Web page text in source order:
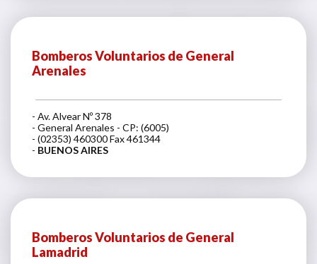
Bomberos Voluntarios de General
Arenales
- Av. Alvear Nº 378
- General Arenales - CP: (6005)
- (02353) 460300 Fax 461344
- BUENOS AIRES
Bomberos Voluntarios de General
Lamadrid